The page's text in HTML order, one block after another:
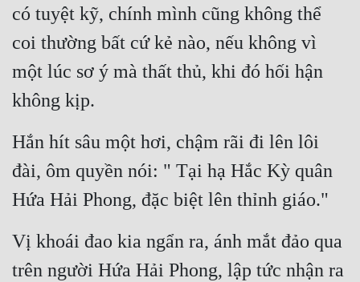
Đẹp Hiệp
Tính Cách Nhân Vật :
Cơ Trí
Sát Phạt Quyết Đoán
Vô Sỉ
Điềm Đạm
có tuyệt kỹ, chính mình cũng không thể
coi thường bất cứ kẻ nào, nếu không vì
một lúc sơ ý mà thất thủ, khi đó hối hận
không kịp.
Hắn hít sâu một hơi, chậm rãi đi lên lôi
đài, ôm quyền nói: " Tại hạ Hắc Kỳ quân
Hứa Hải Phong, đặc biệt lên thỉnh giáo."
Vị khoái đao kia ngẩn ra, ánh mắt đảo qua
trên người Hứa Hải Phong, lập tức nhận ra